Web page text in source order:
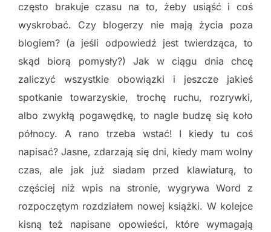
często brakuje czasu na to, żeby usiąść i coś
wyskrobać. Czy blogerzy nie mają życia poza
blogiem? (a jeśli odpowiedź jest twierdząca, to
skąd biorą pomysły?) Jak w ciągu dnia chcę
zaliczyć wszystkie obowiązki i jeszcze jakieś
spotkanie towarzyskie, trochę ruchu, rozrywki,
albo zwykłą pogawędkę, to nagle budzę się koło
północy. A rano trzeba wstać! I kiedy tu coś
napisać? Jasne, zdarzają się dni, kiedy mam wolny
czas, ale jak już siadam przed klawiaturą, to
częściej niż wpis na stronie, wygrywa Word z
rozpoczętym rozdziałem nowej książki. W kolejce
kisną też napisane opowieści, które wymagają